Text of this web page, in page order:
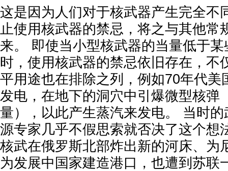
这是因为人们对于核武器产生完全不
止使用核武器的禁忌，将之与其他常
来。 即使当小型核武器的当量低于
时，使用核武器的禁忌依旧存在，不
平用途也在排除之列，例如70年代美
发电，在地下的洞穴中引爆微型核弹
量），以此产生蒸汽来发电。 当时
源专家几乎不假思索就否决了这个想
核武在俄罗斯北部炸出新的河床、为
为发展中国家建造港口，也遭到苏联